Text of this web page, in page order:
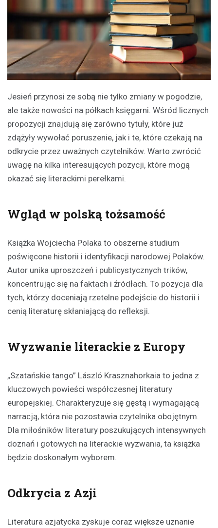
Jesień przynosi ze sobą nie tylko zmiany w pogodzie,
ale także nowości na półkach księgarni. Wśród licznych
propozycji znajdują się zarówno tytuły, które już
zdążyły wywołać poruszenie, jak i te, które czekają na
odkrycie przez uważnych czytelników. Warto zwrócić
uwagę na kilka interesujących pozycji, które mogą
okazać się literackimi perełkami.
Wgląd w polską tożsamość
Książka Wojciecha Polaka to obszerne studium
poświęcone historii i identyfikacji narodowej Polaków.
Autor unika uproszczeń i publicystycznych trików,
koncentrując się na faktach i źródłach. To pozycja dla
tych, którzy doceniają rzetelne podejście do historii i
cenią literaturę skłaniającą do refleksji.
Wyzwanie literackie z Europy
„Szatańskie tango” László Krasznahorkaia to jedna z
kluczowych powieści współczesnej literatury
europejskiej. Charakteryzuje się gęstą i wymagającą
narracją, która nie pozostawia czytelnika obojętnym.
Dla miłośników literatury poszukujących intensywnych
doznań i gotowych na literackie wyzwania, ta książka
będzie doskonałym wyborem.
Odkrycia z Azji
Literatura azjatycka zyskuje coraz większe uznanie